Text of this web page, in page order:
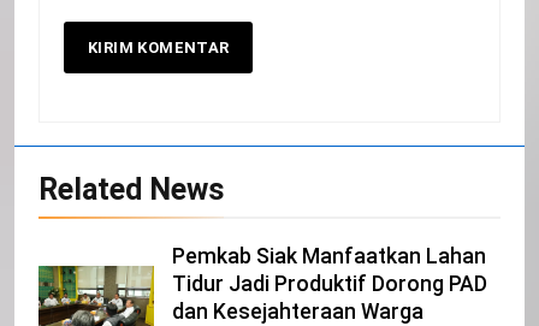
Related News
Pemkab Siak Manfaatkan Lahan
Tidur Jadi Produktif Dorong PAD
dan Kesejahteraan Warga
Iklan Pemerintah Kabupaten Siak